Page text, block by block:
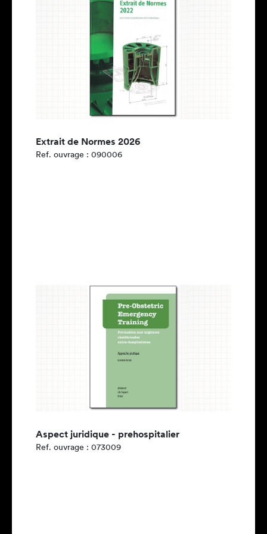
Extrait de Normes 2026
Ref. ouvrage : 090006
Aspect juridique - prehospitalier
Ref. ouvrage : 073009